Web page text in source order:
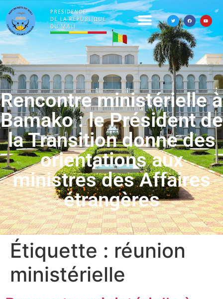
Rencontre ministérielle à
Bamako : le Président de
la Transition donne des
orientations aux
ministres des Affaires
étrangères
Étiquette : réunion
ministérielle